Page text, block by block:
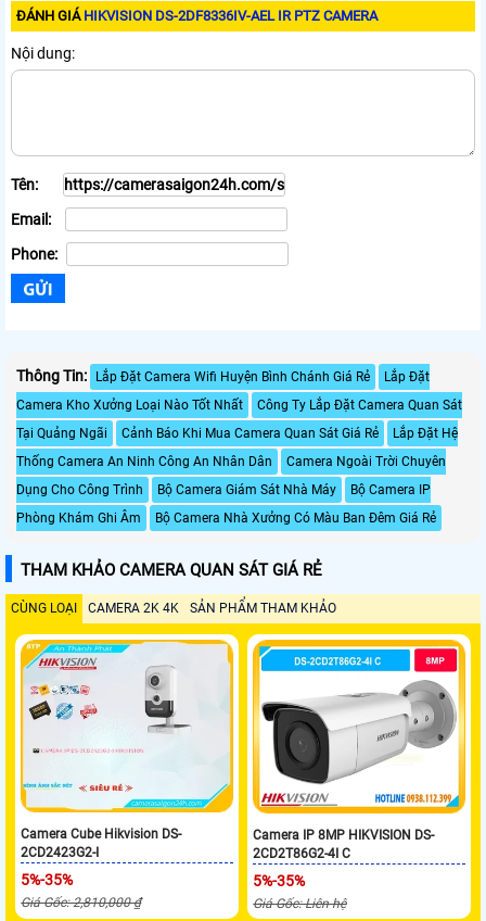
ĐÁNH GIÁ HIKVISION DS-2DF8336IV-AEL IR PTZ CAMERA
Nội dung:
Tên:
Email:
Phone:
Thông Tin: Lắp Đặt Camera Wifi Huyện Bình Chánh Giá Rẻ
Lắp Đặt
Camera Kho Xưởng Loại Nào Tốt Nhất
Công Ty Lắp Đặt Camera Quan Sát
Tại Quảng Ngãi
Cảnh Báo Khi Mua Camera Quan Sát Giá Rẻ
Lắp Đặt Hệ
Thống Camera An Ninh Công An Nhân Dân
Camera Ngoài Trời Chuyên
Dụng Cho Công Trình
Bộ Camera Giám Sát Nhà Máy
Bộ Camera IP
Phòng Khám Ghi Âm
Bộ Camera Nhà Xưởng Có Màu Ban Đêm Giá Rẻ
THAM KHẢO CAMERA QUAN SÁT GIÁ RẺ
CÙNG LOẠI CAMERA 2K 4K SẢN PHẨM THAM KHẢO
Camera Cube Hikvision DS-
2CD2423G2-I
5%-35%
Giá Gốc: 2,810,000 ₫
Camera IP 8MP HIKVISION DS-
2CD2T86G2-4I C
5%-35%
Giá Gốc: Liên hệ